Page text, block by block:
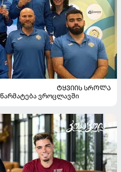
ᲢᲧᲕᲘᲘᲡ ᲡᲠᲝᲚᲐ
ვროცლავში